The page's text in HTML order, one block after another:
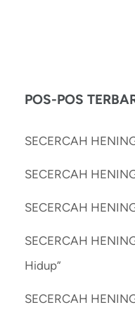
POS-POS
SECERCAH
SECERCAH
SECERCAH
SECERCAH
Hidup”
SECERCAH